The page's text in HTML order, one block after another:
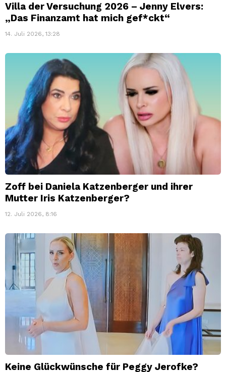
Villa der Versuchung 2026 – Jenny Elvers:
„Das Finanzamt hat mich gef*ckt“
14. Juli 2026, 13:28
Zoff bei Daniela Katzenberger und ihrer
Mutter Iris Katzenberger?
12. Juli 2026, 8:16
Keine Glückwünsche für Peggy Jerofke?